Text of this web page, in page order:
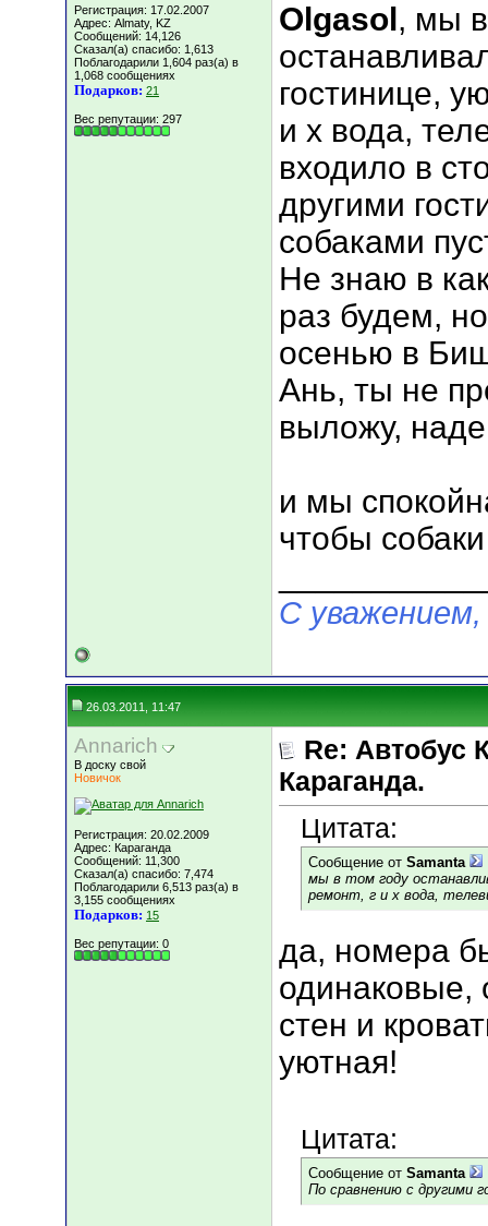
Регистрация: 17.02.2007
Адрес: Almaty, KZ
Сообщений: 14,126
Сказал(а) спасибо: 1,613
Поблагодарили 1,604 раз(а) в
1,068 сообщениях
Подарков: 21
Вес репутации: 297
Olgasol , мы
гостинице,
и х вода,
входило в
другими
собаками
Не знаю в
раз будем,
осенью в
Ань, ты не
выложу,
и мы
чтобы
С
26.03.2011, 11:47
Annarich
В доску свой
Новичок
Регистрация: 20.02.2009
Адрес: Караганда
Сообщений: 11,300
Сказал(а) спасибо: 7,474
Поблагодарили 6,513 раз(а) в
3,155 сообщениях
Подарков: 15
Вес репутации: 0
Re: Автобус
Караганда.
Цитата:
Сообщение от Samanta
мы в том году
ремонт, г и х вода,
да, номера
одинаковые,
стен и
уютная!
Цитата:
Сообщение от Samanta
По сравнению с другими